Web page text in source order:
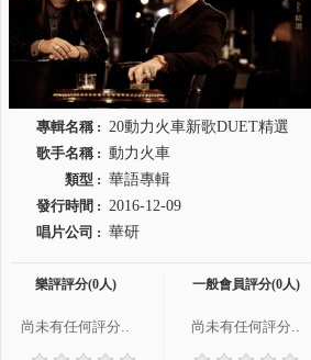
專輯名稱 : 20動力火車新歌DUET精選
歌手名稱 : 動力火車
類型 : 華語專輯
發行時間 : 2016-12-09
唱片公司 : 華研
樂評評分(0人)
尚未有任何評分..
一般會員評分(0人)
尚未有任何評分..